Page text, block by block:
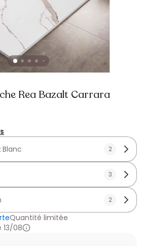
Rea Bazalt Carrara
Blanc 2
3
2
Quantité limitée
13/08